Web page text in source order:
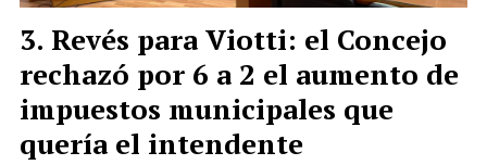
Revés para Viotti: el Concejo
rechazó por 6 a 2 el aumento de
impuestos municipales que
quería el intendente